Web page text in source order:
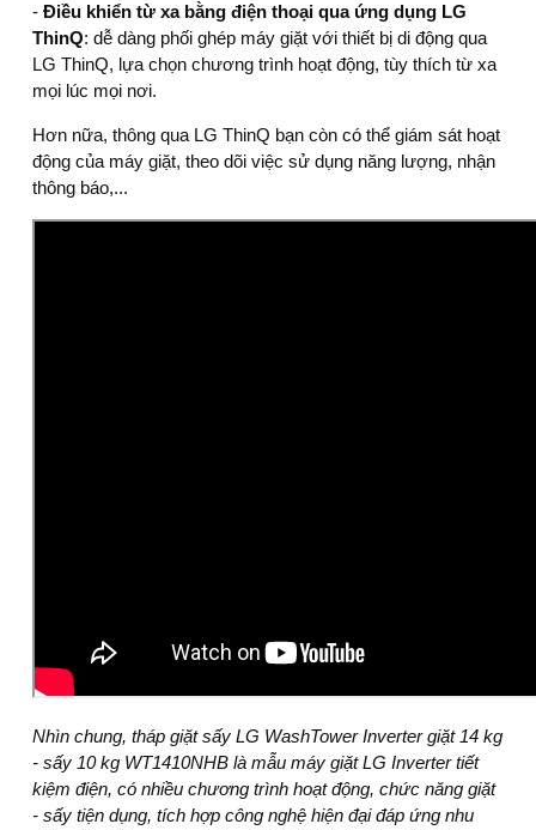
- Điều khiển từ xa bằng điện thoại qua ứng dụng LG
ThinQ: dễ dàng phối ghép máy giặt với thiết bị di động qua
LG ThinQ, lựa chọn chương trình hoạt động, tùy thích từ xa
mọi lúc mọi nơi.
Hơn nữa, thông qua LG ThinQ bạn còn có thể giám sát hoạt
động của máy giặt, theo dõi việc sử dụng năng lượng, nhận
thông báo,...
Nhìn chung, tháp giặt sấy LG WashTower Inverter giặt 14 kg
- sấy 10 kg WT1410NHB là mẫu máy giặt LG Invertertiết
kiệm điện, có nhiều chương trình hoạt động, chức năng giặt
- sấy tiện dụng, tích hợp công nghệ hiện đại đáp ứng nhu